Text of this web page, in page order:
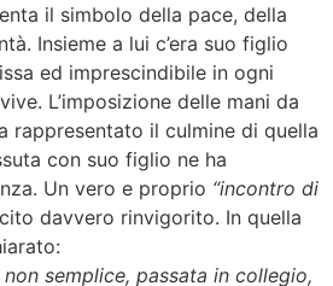
il simbolo della pace, della
Insieme a lui c’era suo figlio
ed imprescindibile in ogni
L’imposizione delle mani da
rappresentato il culmine di quella
con suo figlio ne ha
Un vero e proprio “incontro di
davvero rinvigorito. In quella
non semplice, passata in collegio,